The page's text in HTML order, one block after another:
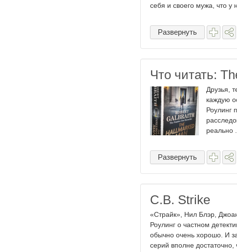
себя и своего мужа, что у
Развернуть
Что читать:
Друзья,
каждую
Роулинг
реально
Развернуть
C.B. Strike
«Страйк», Нил Блэр,
Роулинг о частном
обычно очень хорошо. И
серий вполне достаточно,